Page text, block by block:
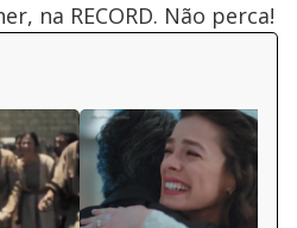
na RECORD. Não perca!